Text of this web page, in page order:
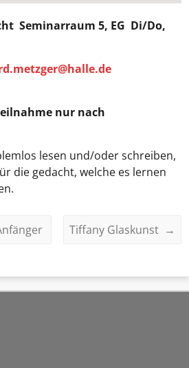
Seminarraum 5, EG Di/Do,
nur nach
lesen und/oder schreiben,
die gedacht, welche es lernen
Tiffany Glaskunst →